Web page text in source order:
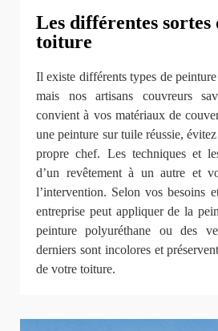
Les différentes sortes
toiture
Il existe différents types de
mais nos artisans couvreurs
convient à vos matériaux de
une peinture sur tuile réussie,
propre chef. Les techniques et
d’un revêtement à un autre et
l’intervention. Selon vos besoins
entreprise peut appliquer de la
peinture polyuréthane ou des
derniers sont incolores et
de votre toiture.